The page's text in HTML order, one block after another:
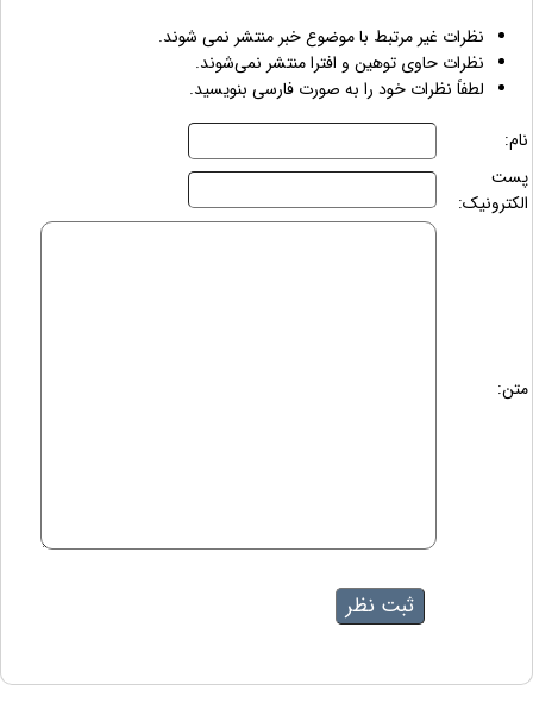
نظرات غیر مرتبط با موضوع خبر منتشر نمی شوند.
نظرات حاوی توهین و افترا منتشر نمی‌شوند.
لطفاً نظرات خود را به صورت فارسی بنویسید.
نام:
پست
الکترونیک:
متن: